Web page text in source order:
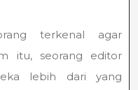
terkenal agar
itu, seorang editor
lebih dari yang